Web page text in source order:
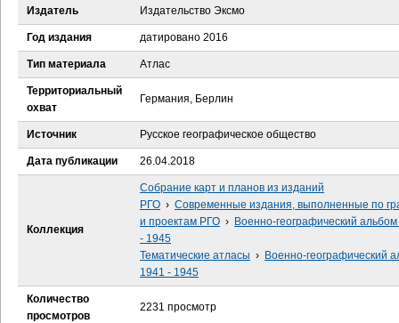
д
с
ь
Издатель Издательство Эксмо
Год издания датировано 2016
Тип материала Атлас
Территориальный
охват
Германия, Берлин
Источник Русское географическое общество
Дата публикации 26.04.2018
Коллекция
Собрание карт и планов из изданий
РГО › Современные издания, выполненные по
и проектам РГО › Военно-географический
- 1945
Тематические атласы › Военно-географический
1941 - 1945
Количество
просмотров
2231 просмотр